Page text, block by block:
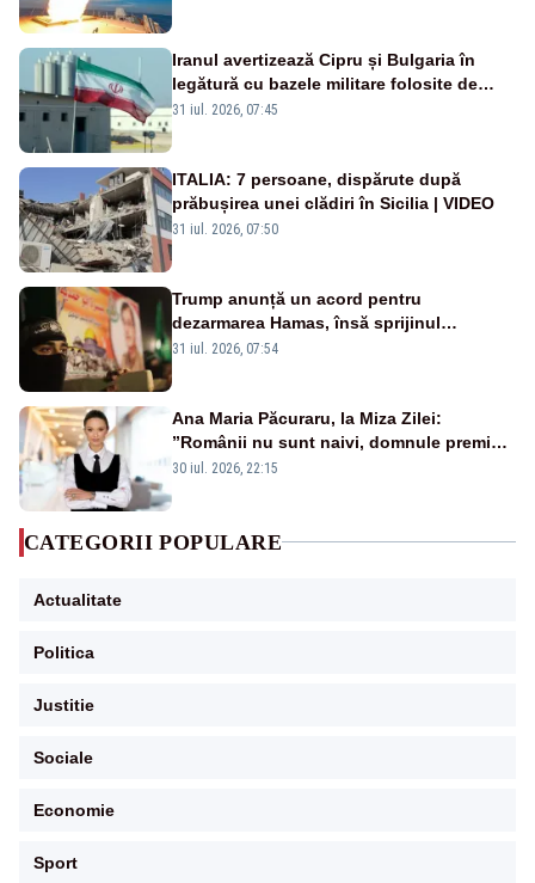
Iranul avertizează Cipru și Bulgaria în
legătură cu bazele militare folosite de
SUA
31 iul. 2026, 07:45
ITALIA: 7 persoane, dispărute după
prăbușirea unei clădiri în Sicilia | VIDEO
31 iul. 2026, 07:50
Trump anunță un acord pentru
dezarmarea Hamas, însă sprijinul
Israelului rămâne incert
31 iul. 2026, 07:54
Ana Maria Păcuraru, la Miza Zilei:
”Românii nu sunt naivi, domnule premier
Bolojan”
30 iul. 2026, 22:15
CATEGORII POPULARE
Actualitate
Politica
Justitie
Sociale
Economie
Sport